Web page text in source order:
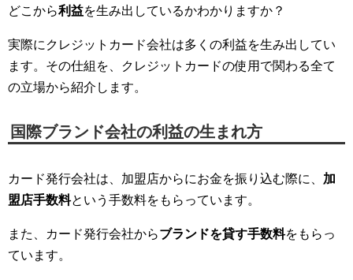
どこから利益を生み出しているかわかりますか？
実際にクレジットカード会社は多くの利益を生み出してい
ます。その仕組を、クレジットカードの使用で関わる全て
の立場から紹介します。
国際ブランド会社の利益の生まれ方
カード発行会社は、加盟店からにお金を振り込む際に、 加
盟店手数料という手数料をもらっています。
また、カード発行会社からブランドを貸す手数料をもらっ
ています。